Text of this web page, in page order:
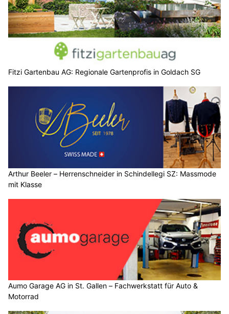
Fitzi Gartenbau AG: Regionale Gartenprofis in Goldach SG
Arthur Beeler – Herrenschneider in Schindellegi SZ: Massmode
mit Klasse
Aumo Garage AG in St. Gallen – Fachwerkstatt für Auto &
Motorrad